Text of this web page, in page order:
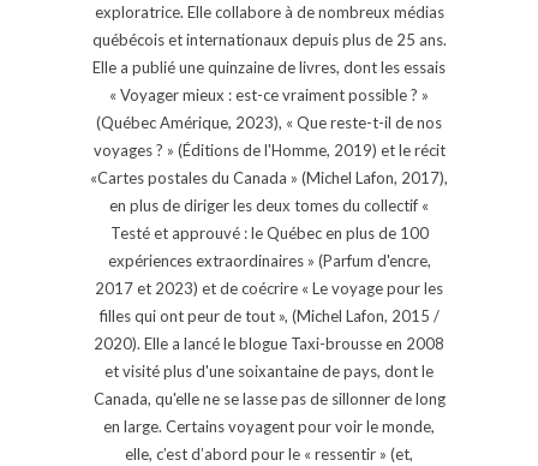
exploratrice. Elle collabore à de nombreux médias
québécois et internationaux depuis plus de 25 ans.
Elle a publié une quinzaine de livres, dont les essais
« Voyager mieux : est-ce vraiment possible ? »
(Québec Amérique, 2023), « Que reste-t-il de nos
voyages ? » (Éditions de l'Homme, 2019) et le récit
«Cartes postales du Canada » (Michel Lafon, 2017),
en plus de diriger les deux tomes du collectif «
Testé et approuvé : le Québec en plus de 100
expériences extraordinaires » (Parfum d'encre,
2017 et 2023) et de coécrire « Le voyage pour les
filles qui ont peur de tout », (Michel Lafon, 2015 /
2020). Elle a lancé le blogue Taxi-brousse en 2008
et visité plus d'une soixantaine de pays, dont le
Canada, qu'elle ne se lasse pas de sillonner de long
en large. Certains voyagent pour voir le monde,
elle, c’est d’abord pour le « ressentir » (et,